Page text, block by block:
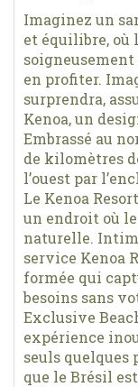
Imaginez un
et équilibre, où
en profiter.
surprendra,
Kenoa, un
Embrassé au
de kilomètres
l’ouest par
Le Kenoa
un endroit où
naturelle.
service Kenoa
formée qui
besoins sans
Exclusive
expérience
seuls
que le Brésil